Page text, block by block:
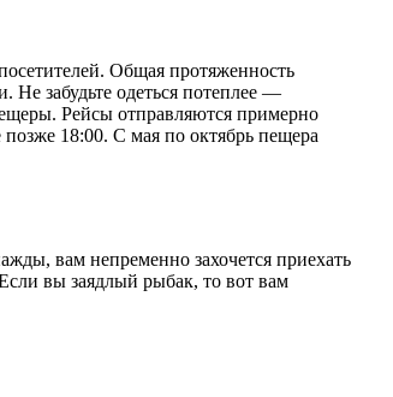
Общая протяженность
Не забудьте одеться потеплее —
Рейсы отправляются примерно
18:00. С мая по октябрь пещера
вам непременно захочется приехать
вы заядлый рыбак, то вот вам